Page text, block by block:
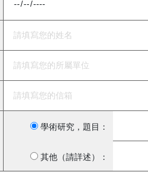
學術研究，題目：
其他（請詳述）：